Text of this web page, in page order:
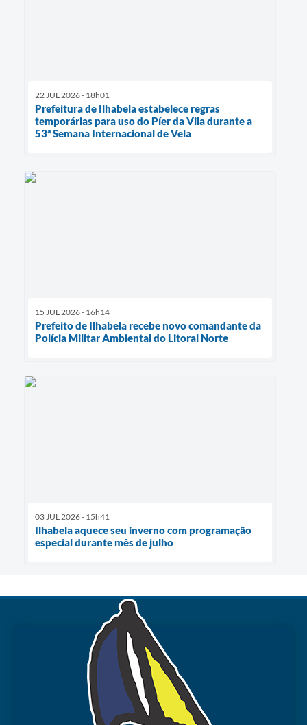
22 JUL 2026 - 18h01
Prefeitura de Ilhabela estabelece regras
temporárias para uso do Píer da Vila durante a
53ª Semana Internacional de Vela
15 JUL 2026 - 16h14
Prefeito de Ilhabela recebe novo comandante da
Polícia Militar Ambiental do Litoral Norte
03 JUL 2026 - 15h41
Ilhabela aquece seu inverno com programação
especial durante mês de julho